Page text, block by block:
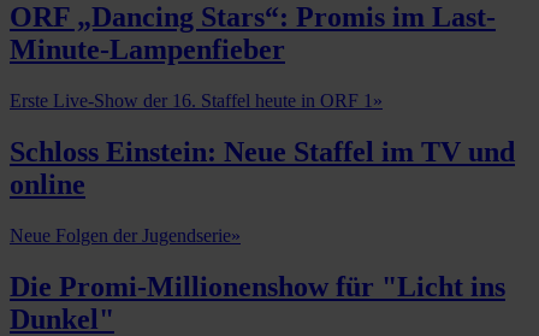
ORF „Dancing Stars“: Promis im Last-
Minute-Lampenfieber
Erste Live-Show der 16. Staffel heute in ORF 1 »
Schloss Einstein: Neue Staffel im TV und
online
Neue Folgen der Jugendserie»
Die Promi-Millionenshow für "Licht ins
Dunkel"